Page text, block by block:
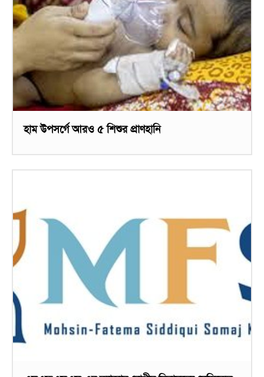
হাম উপসর্গে আরও ৫ শিশুর প্রাণহানি